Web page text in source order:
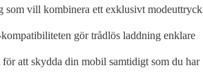
som vill kombinera ett exklusivt modeuttryck
gör trådlös laddning enklare
för att skydda din mobil samtidigt som du har